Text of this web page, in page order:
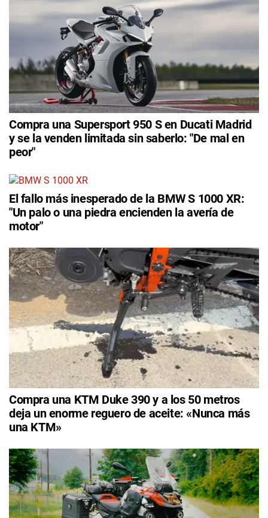
Compra una Supersport 950 S en Ducati Madrid
y se la venden limitada sin saberlo: "De mal en
peor"
El fallo más inesperado de la BMW S 1000 XR:
"Un palo o una piedra encienden la avería de
motor"
Compra una KTM Duke 390 y a los 50 metros
deja un enorme reguero de aceite: «Nunca más
una KTM»